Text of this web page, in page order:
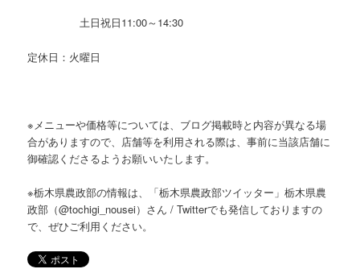
土日祝日11:00～14:30
定休日：火曜日
※メニューや価格等については、ブログ掲載時と内容が異なる場
合がありますので、店舗等を利用される際は、事前に当該店舗に
御確認くださるようお願いいたします。
※栃木県農政部の情報は、「栃木県農政部ツイッター」栃木県農
政部（@tochigi_nousei）さん / Twitterでも発信しておりますの
で、ぜひご利用ください。